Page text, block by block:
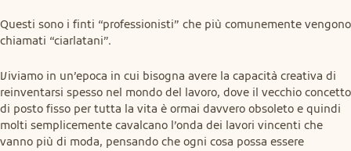
Questi sono i finti “professionisti” che più comunemente vengono
chiamati “ciarlatani”.
Viviamo in un’epoca in cui bisogna avere la capacità creativa di
reinventarsi spesso nel mondo del lavoro, dove il vecchio concetto
di posto fisso per tutta la vita è ormai davvero obsoleto e quindi
molti semplicemente cavalcano l’onda dei lavori vincenti che
vanno più di moda, pensando che ogni cosa possa essere